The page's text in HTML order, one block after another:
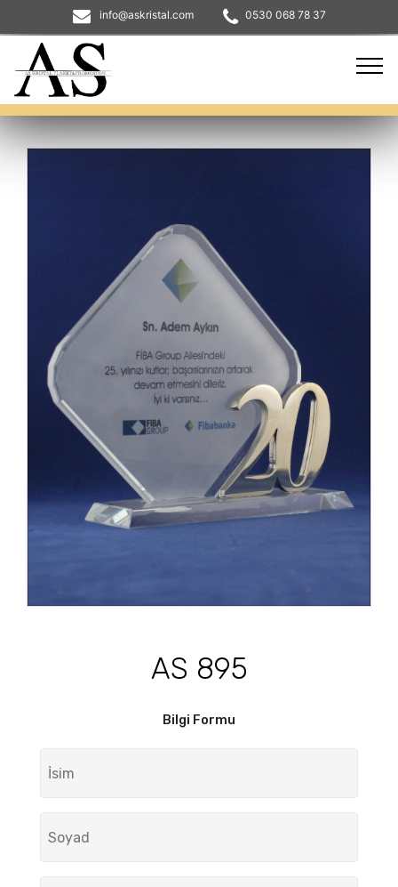
info@askristal.com 0530 068 78 37
AS 895
Bilgi Formu